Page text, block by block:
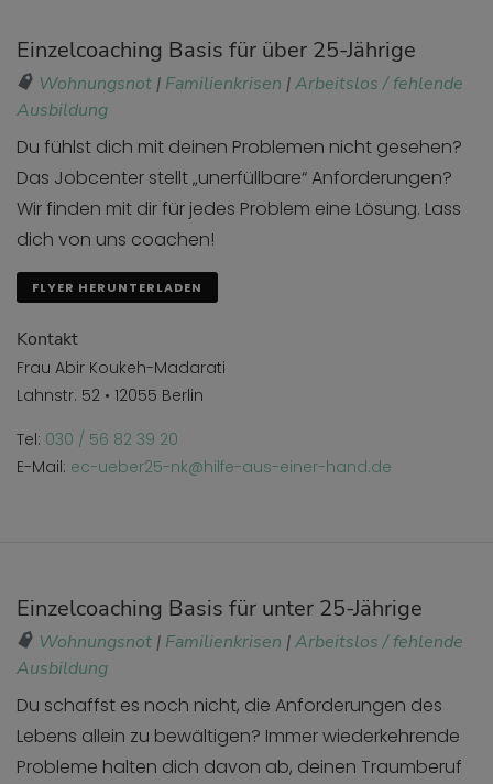
Einzelcoaching Basis für über 25-Jährige
Wohnungsnot | Familienkrisen |Arbeitslos / fehlende
Ausbildung
Du fühlst dich mit deinen Problemen nicht gesehen?
Das Jobcenter stellt „unerfüllbare“ Anforderungen?
Wir finden mit dir für jedes Problem eine Lösung. Lass
dich von uns coachen!
FLYER HERUNTERLADEN
Kontakt
Frau Abir Koukeh-Madarati
Lahnstr. 52 • 12055 Berlin
Tel: 030 / 56 82 39 20
E-Mail: ec-ueber25-nk@hilfe-aus-einer-hand.de
Einzelcoaching Basis für unter 25-Jährige
Wohnungsnot | Familienkrisen |Arbeitslos / fehlende
Ausbildung
Du schaffst es noch nicht, die Anforderungen des
Lebens allein zu bewältigen? Immer wiederkehrende
Probleme halten dich davon ab, deinen Traumberuf